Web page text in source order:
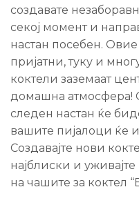
создавате
секој момент и
настан посебен.
пријатни, туку и
коктели заземаат
домашна атмосфера!
следен настан ќе
вашите пијалоци ќе
Создавајте нови
најблиски и
на чашите за коктел